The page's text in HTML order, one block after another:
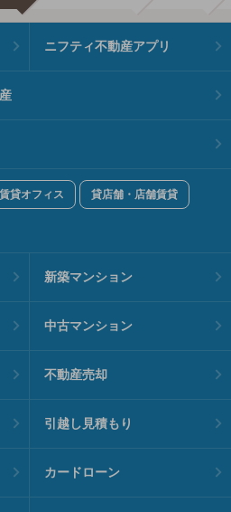
ニフティ不動産アプリ
貸オフィス 貸店舗・店舗賃貸
新築マンション
中古マンション
不動産売却
引越し見積もり
カードローン